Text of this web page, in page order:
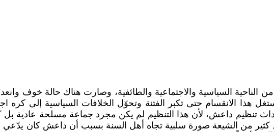
السياسية والاجتماعية والطائفية، وصارت هناك حالة خوف
هذا الانقسام حتى تكبر الفتنة وتحوّل الخلافات السياسية إلى كره
تنظيم داعش، لأن هذا التنظيم لم يكن مجرد جماعة مسلحة عادية
كثير من الشيعة صورة سلبية تجاه أهل السنة بسبب أن داعش كان يدّعي